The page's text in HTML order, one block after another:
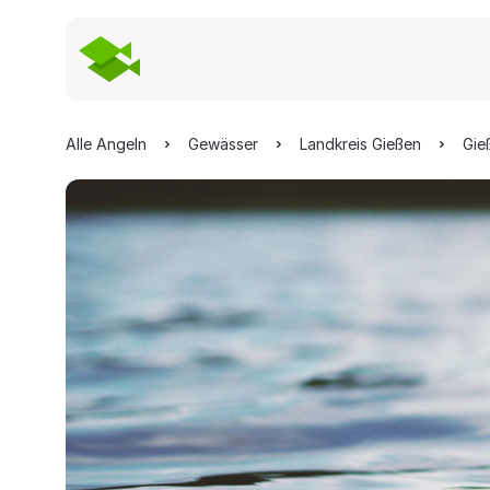
Alle Angeln Gewässer Landkreis Gießen